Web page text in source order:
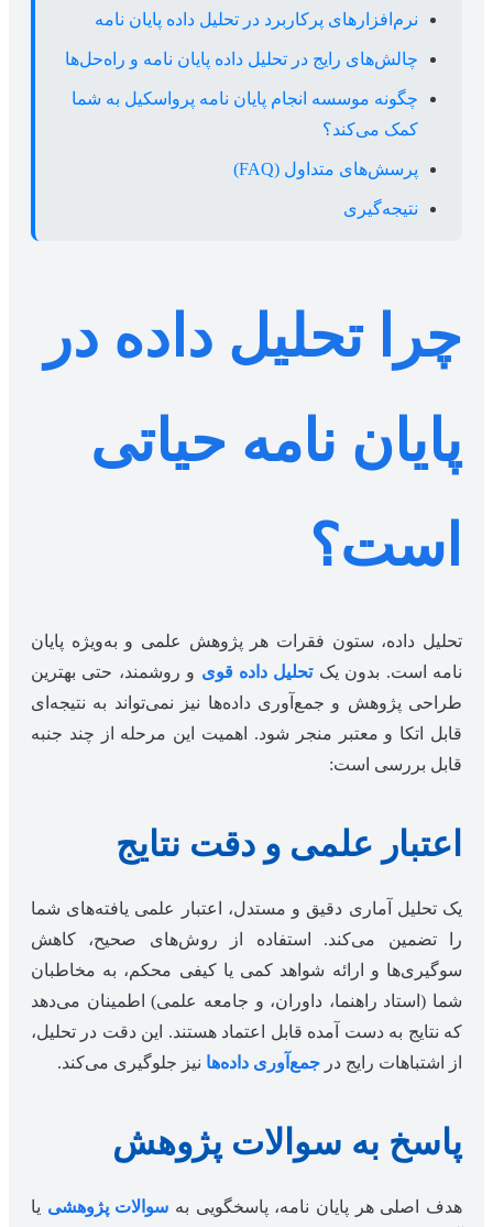
نرم‌افزارهای پرکاربرد در تحلیل داده پایان نامه
چالش‌های رایج در تحلیل داده پایان نامه و راه‌حل‌ها
چگونه موسسه انجام پایان نامه پرواسکیل به شما
کمک می‌کند؟
پرسش‌های متداول (FAQ)
نتیجه‌گیری
چرا تحلیل داده در
پایان نامه حیاتی
است؟
تحلیل داده، ستون فقرات هر پژوهش علمی و به‌ویژه پایان
نامه است. بدون یکتحلیل داده قوی و روشمند، حتی بهترین
طراحی پژوهش و جمع‌آوری داده‌ها نیز نمی‌تواند به نتیجه‌ای
قابل اتکا و معتبر منجر شود. اهمیت این مرحله از چند جنبه
قابل بررسی است:
اعتبار علمی و دقت نتایج
یک تحلیل آماری دقیق و مستدل، اعتبار علمی یافته‌های شما
را تضمین می‌کند. استفاده از روش‌های صحیح، کاهش
سوگیری‌ها و ارائه شواهد کمی یا کیفی محکم، به مخاطبان
شما (استاد راهنما، داوران، و جامعه علمی) اطمینان می‌دهد
که نتایج به دست آمده قابل اعتماد هستند. این دقت در تحلیل،
از اشتباهات رایج در جمع‌آوری داده‌ها نیز جلوگیری می‌کند.
پاسخ به سوالات پژوهش
هدف اصلی هر پایان نامه، پاسخگویی به سوالات پژوهشی یا